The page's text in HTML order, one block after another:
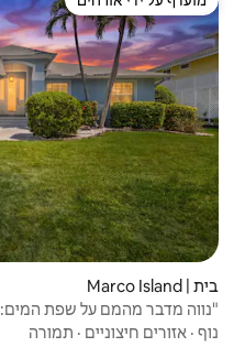
בריכה וסוללת הגנה חדשה"